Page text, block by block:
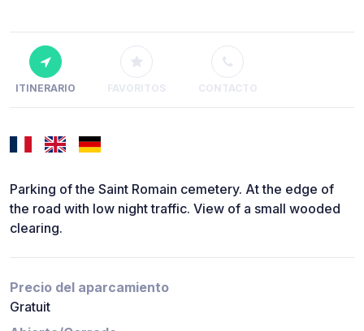
ITINERARIO FAVORITOS CONTACTO
Parking of the Saint Romain cemetery. At the edge of
the road with low night traffic. View of a small wooded
clearing.
Precio del aparcamiento
Gratuit